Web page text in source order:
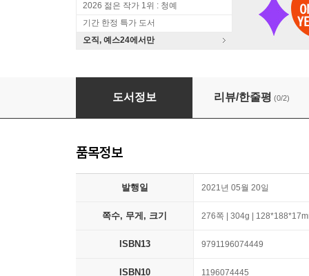
2026 젊은 작가 1위 : 청예
기간 한정 특가 도서
오직, 예스24에서만
사랑의 세계
도서정보 리뷰/한줄평 (0/2)
품목정보
발행일 2021년 05월 20일
쪽수, 무게, 크기 276쪽 | 304g |
ISBN13 9791196074449
ISBN10 1196074445